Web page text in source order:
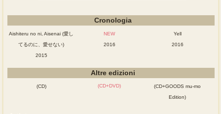
Cronologia
Aishiteru no ni, Aisenai (愛し
てるのに、愛せない)
2015
NEW
2016
Yell
2016
Altre edizioni
(CD) (CD+DVD)
(CD+GOODS mu-mo
Edition)